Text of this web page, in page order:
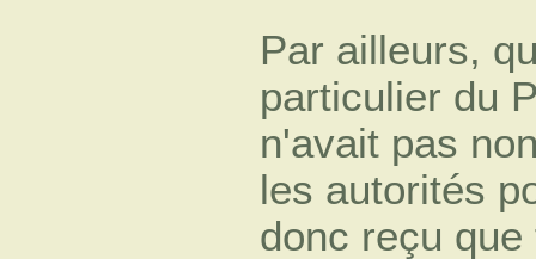
Par ailleurs,
particulier du
n'avait pas
les autorités
donc reçu